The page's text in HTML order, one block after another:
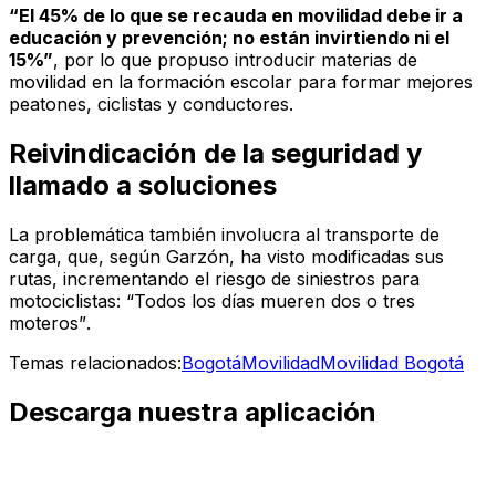
“El 45% de lo que se recauda en movilidad debe ir a
educación y prevención; no están invirtiendo ni el
15%”, por lo que propuso introducir materias de
movilidad en la formación escolar para formar mejores
peatones, ciclistas y conductores.
Reivindicación de la seguridad y
llamado a soluciones
La problemática también involucra al transporte de
carga, que, según Garzón, ha visto modificadas sus
rutas, incrementando el riesgo de siniestros para
motociclistas: “Todos los días mueren dos o tres
moteros”.
Temas relacionados:BogotáMovilidadMovilidad Bogotá
Descarga nuestra aplicación